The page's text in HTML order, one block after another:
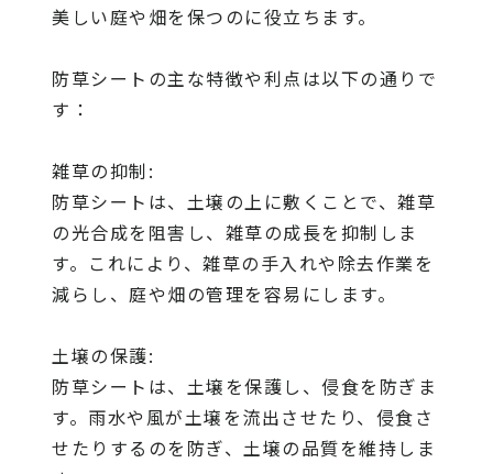
美しい庭や畑を保つのに役立ちます。
防草シートの主な特徴や利点は以下の通りで
す：
雑草の抑制:
防草シートは、土壌の上に敷くことで、雑草
の光合成を阻害し、雑草の成長を抑制しま
す。これにより、雑草の手入れや除去作業を
減らし、庭や畑の管理を容易にします。
土壌の保護:
防草シートは、土壌を保護し、侵食を防ぎま
す。雨水や風が土壌を流出させたり、侵食さ
せたりするのを防ぎ、土壌の品質を維持しま